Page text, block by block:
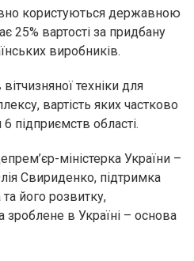
користуються державною
25% вартості за придбану
виробників.
техніки для
вартість яких частково
підприємств області.
міністерка України –
Свириденко, підтримка
його розвитку,
в Україні – основа